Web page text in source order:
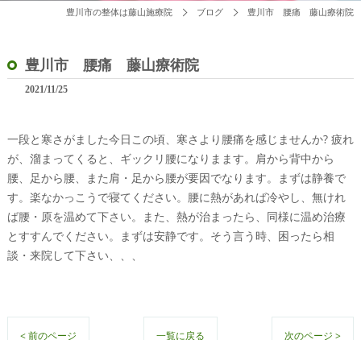
豊川市の整体は藤山施療院 ブログ 豊川市 腰痛 藤山療術院
豊川市 腰痛 藤山療術院
2021/11/25
一段と寒さがました今日この頃、寒さより腰痛を感じませんか? 疲れ
が、溜まってくると、ギックリ腰になりまます。肩から背中から
腰、足から腰、また肩・足から腰が要因でなります。まずは静養で
す。楽なかっこうで寝てください。腰に熱があれば冷やし、無けれ
ば腰・原を温めて下さい。また、熱が治まったら、同様に温め治療
とすすんでください。まずは安静です。そう言う時、困ったら相
談・来院して下さい、、、
< 前のページ 一覧に戻る 次のページ >